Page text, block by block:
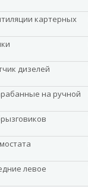
картерных
дизелей
на ручной
левое